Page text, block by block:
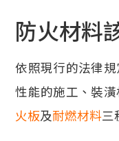
防火材料
依照現行的法律
性能的施工、裝
火板及耐燃材料三